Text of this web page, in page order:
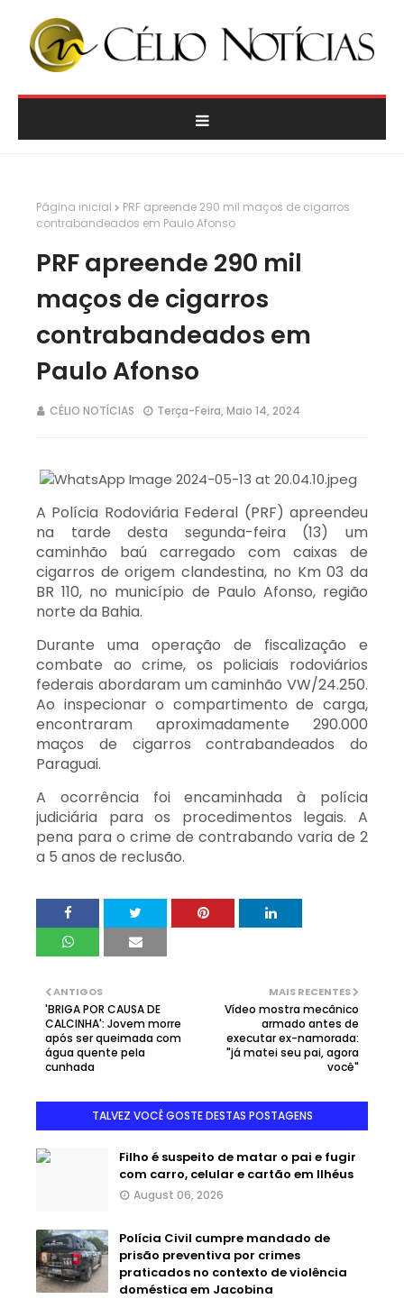
Página inicial
PRF apreende 290 mil maços de cigarros
contrabandeados em Paulo Afonso
PRF apreende 290 mil
maços de cigarros
contrabandeados em
Paulo Afonso
CÉLIO NOTÍCIAS Terça-Feira, Maio 14, 2024
A Polícia Rodoviária Federal (PRF) apreendeu
na tarde desta segunda-feira (13) um
caminhão baú carregado com caixas de
cigarros de origem clandestina, no Km 03 da
BR 110, no município de Paulo Afonso, região
norte da Bahia.
Durante uma operação de fiscalização e
combate ao crime, os policiais rodoviários
federais abordaram um caminhão VW/24.250.
Ao inspecionar o compartimento de carga,
encontraram aproximadamente 290.000
maços de cigarros contrabandeados do
Paraguai.
A ocorrência foi encaminhada à polícia
judiciária para os procedimentos legais. A
pena para o crime de contrabando varia de 2
a 5 anos de reclusão.
MAIS RECENTES
Vídeo mostra mecânico
armado antes de
executar ex-namorada:
"já matei seu pai, agora
você"
ANTIGOS
'BRIGA POR CAUSA DE
CALCINHA': Jovem morre
após ser queimada com
água quente pela
cunhada
TALVEZ VOCÊ GOSTE DESTAS POSTAGENS
Filho é suspeito de matar o pai e fugir
com carro, celular e cartão em Ilhéus
August 06, 2026
Polícia Civil cumpre mandado de
prisão preventiva por crimes
praticados no contexto de violência
doméstica em Jacobina